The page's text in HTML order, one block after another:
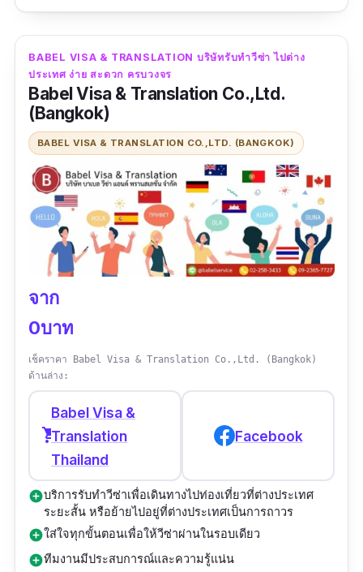
ประเทศ ทุกประเภท ให้บริการในรูปแบบออนไลน์
สะดวก ดูแลขั้นตอนการยื่นวีซ่าตั้งแต่การจัดเตรียม
เอกสารการ กรอกฟอร์ม นัดหมาย ยื่นวีซ่า รวมถึง
ขั้นตอนต่าง ๆ ในการขอวีซ่า เพื่อช่วยลดขั้นตอน
ของลูกค้า เพื่อให้ได้รับความสะดวก ง่าย รวดเร็ว
ในขั้นตอนการขอวีซ่าแต่ละสถานทูต ใส่ใจทุกขั้น
ตอน มีการสัมภาษณ์เพื่อนำข้อมูลมาวิเคราะห์
ประเมินถึงแนวทางการนำเสนอที่ดีต่อสถานฑูต มี
สำนักงานทั่วประเทศถึง 8 แห่ง ใกล้ที่ไหน ไปที่นั่น
ทั้ง กทม พัทยา ขอนแก่น อุดร บุรีรัมย์ ภูเก็ต สมุย
และเชียงใหม่
ข้อมูลเฉพาะ
Contact :
openQrModal=true
เบอร์โทร :
เวลาทำการ : จันทร์ - ศุกร์ 09:30–17:00 น.
รีวิว : “ทำวีซ่าไปเรียนครั้งแรก แนะนำได้ดีมากครับ
ว่าต้องใช่เอกสารอะไรบ้าง ทำเร็วไม่ยุ่งยาก ดูแลดี
มากครับ ตั้งแต่แรกจนไปถึงวันได้รับเล่มเลยครับ”
BABEL VISA & TRANSLATION บริษัทรับทําวีซ่า ไปต่าง
ประเทศ ง่าย สะดวก ครบวงจร
Babel Visa & Translation Co.,Ltd.
(Bangkok)
BABEL VISA & TRANSLATION CO.,LTD. (BANGKOK)
จาก
0บาท
เช็คราคา Babel Visa & Translation Co.,Ltd. (Bangkok)
ด้านล่าง:
shopping_cart
Babel Visa &
Translation
Thailand
Facebook
add_circleบริการรับทำวีซ่าเพื่อเดินทางไปท่องเที่ยวที่ต่างประเทศ
ระยะสั้น หรือย้ายไปอยู่ที่ต่างประเทศเป็นการถาวร
add_circleใส่ใจทุกขั้นตอนเพื่อให้วีซ่าผ่านในรอบเดียว
add_circleทีมงานมีประสบการณ์และความรู้แน่น